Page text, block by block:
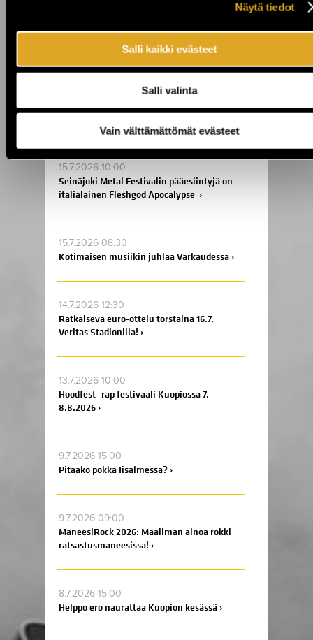
Näytä tiedot
Salli kaikki evästeet
Salli valinta
Vain välttämättömät evästeet
17.7.2026 09:00
Enää kaksi viikkoa Jytäkesään! ›
Livejazzia 1800-luvun kauppalaivalla ja
15.7.2026 10:00
Seinäjoki Metal Festivalin pääesiintyjä on
italialainen Fleshgod Apocalypse ›
15.7.2026 08:30
Kotimaisen musiikin juhlaa Varkaudessa ›
14.7.2026 12:30
Ratkaiseva euro-ottelu torstaina 16.7.
Veritas Stadionilla! ›
13.7.2026 10:00
Hoodfest -rap festivaali Kuopiossa 7.–
8.8.2026 ›
9.7.2026 15:00
Pitääkö pokka Iisalmessa? ›
9.7.2026 09:00
ManeesiRock 2026: Maailman ainoa rokki
ratsastusmaneesissa! ›
8.7.2026 15:00
Helppo ero naurattaa Kuopion kesässä ›